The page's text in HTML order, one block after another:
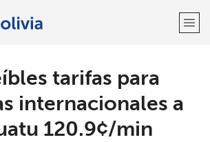
¡Bienvenido!
tarifas para
internacionales a
⁦120.9¢⁩/min